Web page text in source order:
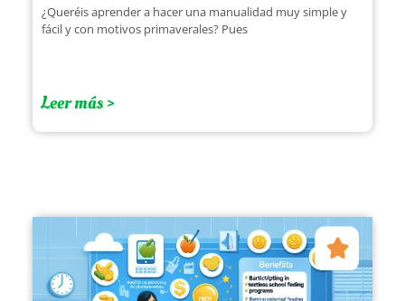
¿Queréis aprender a hacer una manualidad muy simple y
fácil y con motivos primaverales? Pues
Leer más >